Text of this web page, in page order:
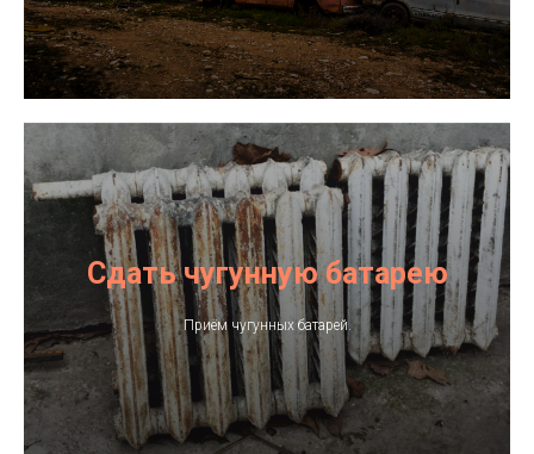
Сдать чугунную батарею
Приём чугунных батарей.
VK
Google карты